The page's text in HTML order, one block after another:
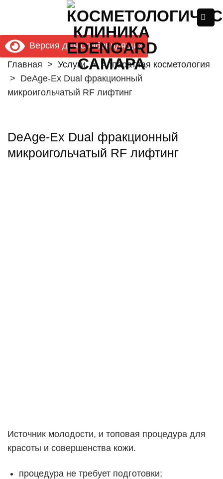
content
Версия для слабовидящих
Главная > Услуги> Аппаратная косметология
> DeAge-Ex Dual фракционный
микроигольчатый RF лифтинг
DeAge-Ex Dual фракционный
микроигольчатый RF лифтинг
Источник молодости, и топовая процедура для
красоты и совершенства кожи.
процедура не требует подготовки;